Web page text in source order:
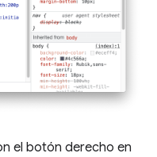
el botón derecho en